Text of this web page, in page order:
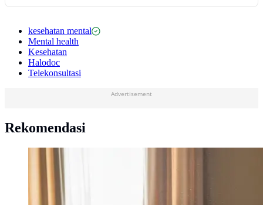
kesehatan mental
Mental health
Kesehatan
Halodoc
Telekonsultasi
Advertisement
Rekomendasi